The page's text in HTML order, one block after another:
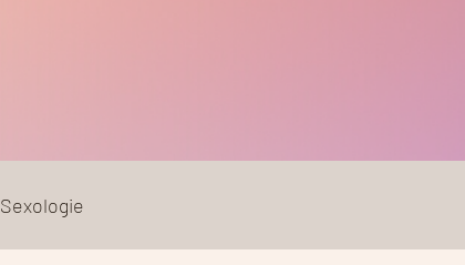
Sexologie